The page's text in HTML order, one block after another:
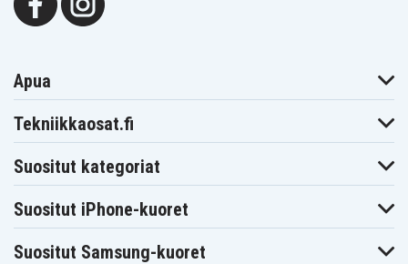
Apua
Tekniikkaosat.fi
Suositut kategoriat
Suositut iPhone-kuoret
Suositut Samsung-kuoret